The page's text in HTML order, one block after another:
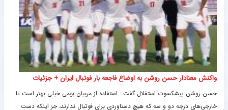
واکنش معنادار حسن روشن به اوضاع فاجعه بار فوتبال ایران + جزئیات
حسن روشن پیشکسوت استقلال گفت : استفاده از مربیان بومی خیلی بهتر است تا
خارجی‌های درجه دو و سه که هیچ دستاوردی برای فوتبال ندارند، جز اینکه دست